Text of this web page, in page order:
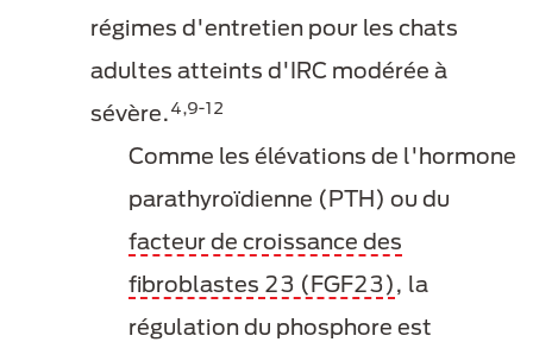
régimes d'entretien pour les chats
adultes atteints d'IRC modérée à
sévère.4,9-12
Comme les élévations de l'hormone
parathyroïdienne (PTH) ou du
facteur de croissance des
fibroblastes 23 (FGF23), la
régulation du phosphore est